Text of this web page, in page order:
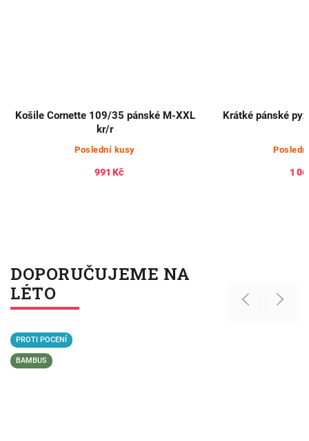
Košile Cornette 109/35 pánské M-XXL
kr/r
Poslední kusy
991 Kč
Krátké pánské
1
DOPORUČUJEME NA
LÉTO
Previous
PROTI POCENÍ
BAMBUS
Next